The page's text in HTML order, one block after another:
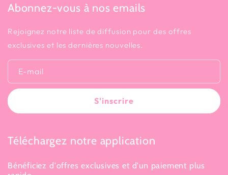
Abonnez-vous à nos emails
Rejoignez notre liste de diffusion pour des offres
exclusives et les dernières nouvelles.
E-mail
S'inscrire
Téléchargez notre application
Bénéficiez d'offres exclusives et d'un paiement plus